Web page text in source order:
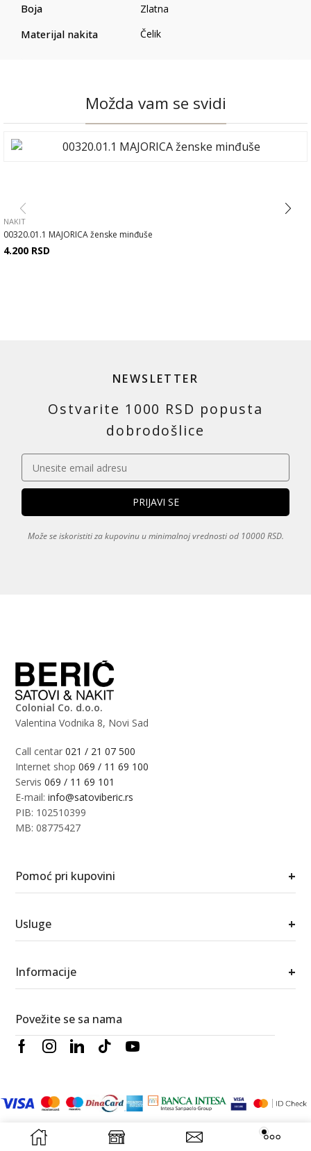
Boja Zlatna
Materijal nakita Čelik
Možda vam se svidi
NAKIT
00320.01.1 MAJORICA ženske minđuše
4.200 RSD
NEWSLETTER
Ostvarite 1000 RSD popusta
dobrodošlice
Može se iskoristiti za kupovinu u minimalnoj vrednosti od 10000 RSD.
Colonial Co. d.o.o.
Valentina Vodnika 8, Novi Sad
Call centar021 / 21 07 500
Internet shop069 / 11 69 100
Servis069 / 11 69 101
E-mail:info@satoviberic.rs
PIB: 102510399
MB: 08775427
Pomoć pri kupovini +
Usluge +
Informacije +
Povežite se sa nama
© 2026 Berić satovi i nakit. Sva prava zadržana. RedWood